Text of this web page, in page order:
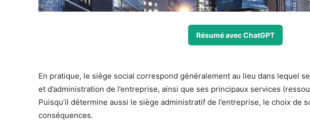
Résumé avec ChatGPT
En pratique, le siège social correspond généralement au lieu dans lequel
et d’administration de l’entreprise, ainsi que ses principaux services
Puisqu’il détermine aussi le siège administratif de l’entreprise, le choix de
conséquences.